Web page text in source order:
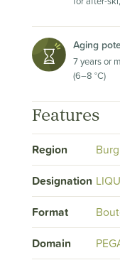
Aging
7 years or
(6–8 °C)
Features
Region
Designation
Format
Domain